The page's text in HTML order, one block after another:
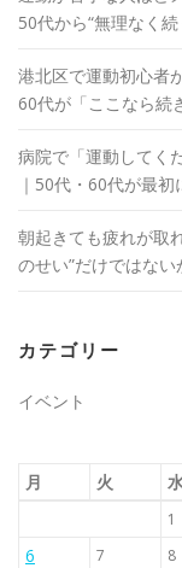
50代から“無理なく
港北区で運動初心者
60代が「ここなら続
病院で「運動してく
｜50代・60代が最
朝起きても疲れが取
のせい”だけではな
カテゴリー
イベント
月 火
1
6 7 8